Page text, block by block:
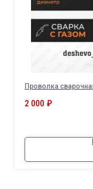
Проволка
2 000 ₽